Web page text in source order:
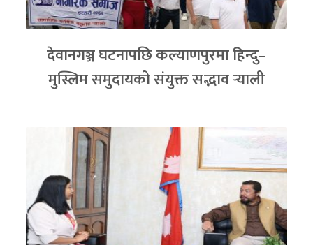
देवानगञ्ज घटनापछि कल्याणपुरमा हिन्दु–
मुस्लिम समुदायको संयुक्त सद्भाव र्‍याली